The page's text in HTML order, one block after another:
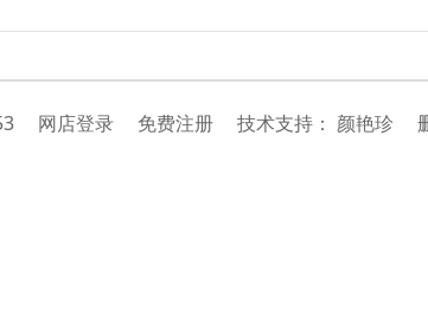
网店登录 免费注册 技术支持： 颜艳珍